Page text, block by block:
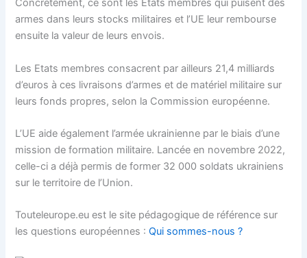
Concrètement, ce sont les Etats membres qui puisent des
armes dans leurs stocks militaires et l’UE leur rembourse
ensuite la valeur de leurs envois.
Les Etats membres consacrent par ailleurs 21,4 milliards
d’euros à ces livraisons d’armes et de matériel militaire sur
leurs fonds propres, selon la Commission européenne.
L’UE aide également l’armée ukrainienne par le biais d’une
mission de formation militaire. Lancée en novembre 2022,
celle-ci a déjà permis de former 32 000 soldats ukrainiens
sur le territoire de l’Union.
Touteleurope.eu est le site pédagogique de référence sur
les questions européennes :Qui sommes-nous ?